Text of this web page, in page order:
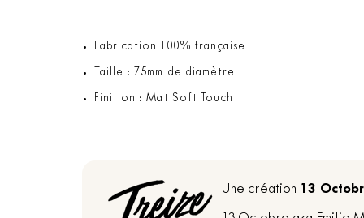
Fabrication 100% française
Taille : 75mm de diamètre
Finition : Mat Soft Touch
Une création 13